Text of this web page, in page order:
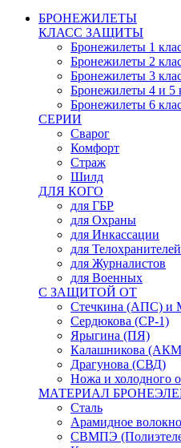
БРОНЕЖИЛЕТЫ
КЛАСС ЗАЩИТЫ
Бронежилеты 1
Бронежилеты 2
Бронежилеты 3
Бронежилеты 4 и 5
Бронежилеты 6
СЕРИИ
Сварог
Комфорт
Страж
Шилд
ДЛЯ КОГО
для ГБР
для Охраны
для Инкассации
для
для Журналистов
для Военных
С ЗАЩИТОЙ ОТ
Стечкина (АПС) и
Сердюкова (СР-1)
Ярыгина (ПЯ)
Калашникова
Драгунова (СВД)
Ножа и холодного
МАТЕРИАЛ
Сталь
Арамидное
СВМПЭ